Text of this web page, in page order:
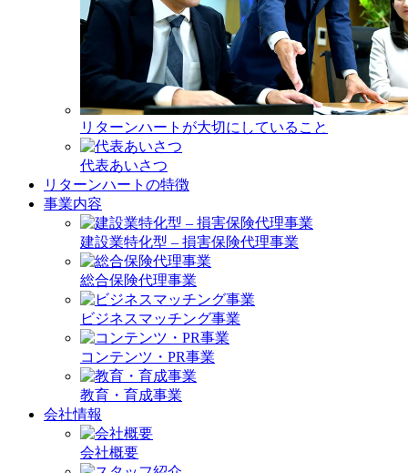
リターンハートが大切にしていること
代表あいさつ
リターンハートの特徴
事業内容
建設業特化型 – 損害保険代理事業
総合保険代理事業
ビジネスマッチング事業
コンテンツ・PR事業
教育・育成事業
会社情報
会社概要